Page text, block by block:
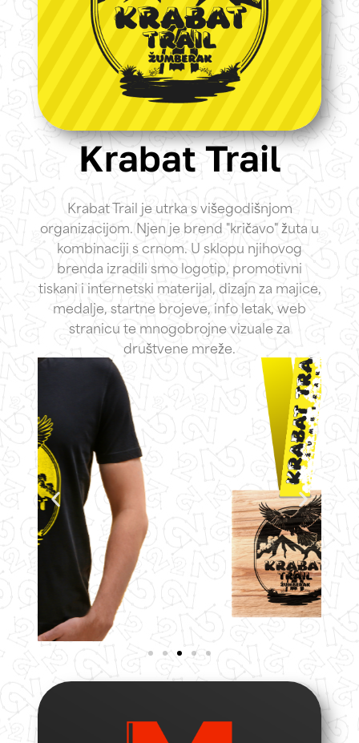
Krabat Trail
Krabat Trail je utrka s višegodišnjom
organizacijom. Njen je brend "kričavo" žuta u
kombinaciji s crnom. U sklopu njihovog
brenda izradili smo logotip, promotivni
tiskani i internetski materijal, dizajn za majice,
medalje, startne brojeve, info letak, web
stranicu te mnogobrojne vizuale za
društvene mreže.